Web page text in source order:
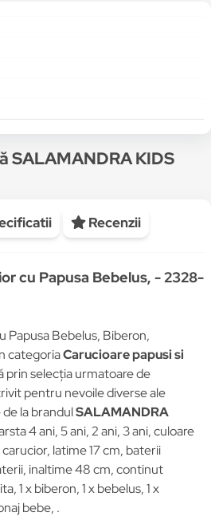
SALAMANDRA KIDS
Recenzii
cu Papusa Bebelus, - 2328-
Papusa Bebelus, Biberon,
categoriaCarucioare papusi si
prin selecția urmatoare de
pentru nevoile diverse ale
la brandulSALAMANDRA
4 ani, 5 ani, 2 ani, 3 ani, culoare
latime 17 cm, baterii
inaltime 48 cm, continut
1 x biberon, 1 x bebelus, 1 x
bebe, .